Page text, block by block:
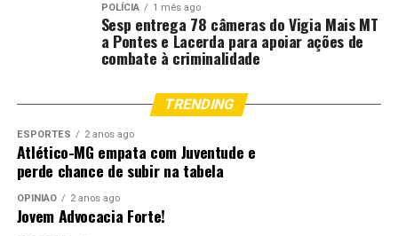
POLÍCIA 1 mês ago
Sesp entrega 78 câmeras do Vigia Mais MT
a Pontes e Lacerda para apoiar ações de
combate à criminalidade
TRENDING
ESPORTES 2 anos ago
Atlético-MG empata com Juventude e
perde chance de subir na tabela
OPINIÃO 2 anos ago
Jovem Advocacia Forte!